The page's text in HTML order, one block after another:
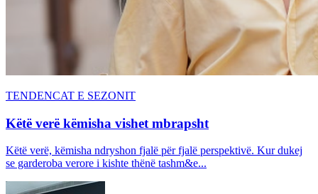
TENDENCAT E SEZONIT
Këtë verë këmisha vishet mbrapsht
Këtë verë, këmisha ndryshon fjalë për fjalë perspektivë. Kur dukej
se garderoba verore i kishte thënë tashm&e...